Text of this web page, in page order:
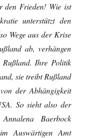
den Frieden! Wie ist
unterstützt den
Wege aus der Krise
ab, verhängen
Rußland. Ihre Politik
sie treibt Rußland
der Abhängigkeit
So sieht also der
Baerbock
Auswärtigen Amt